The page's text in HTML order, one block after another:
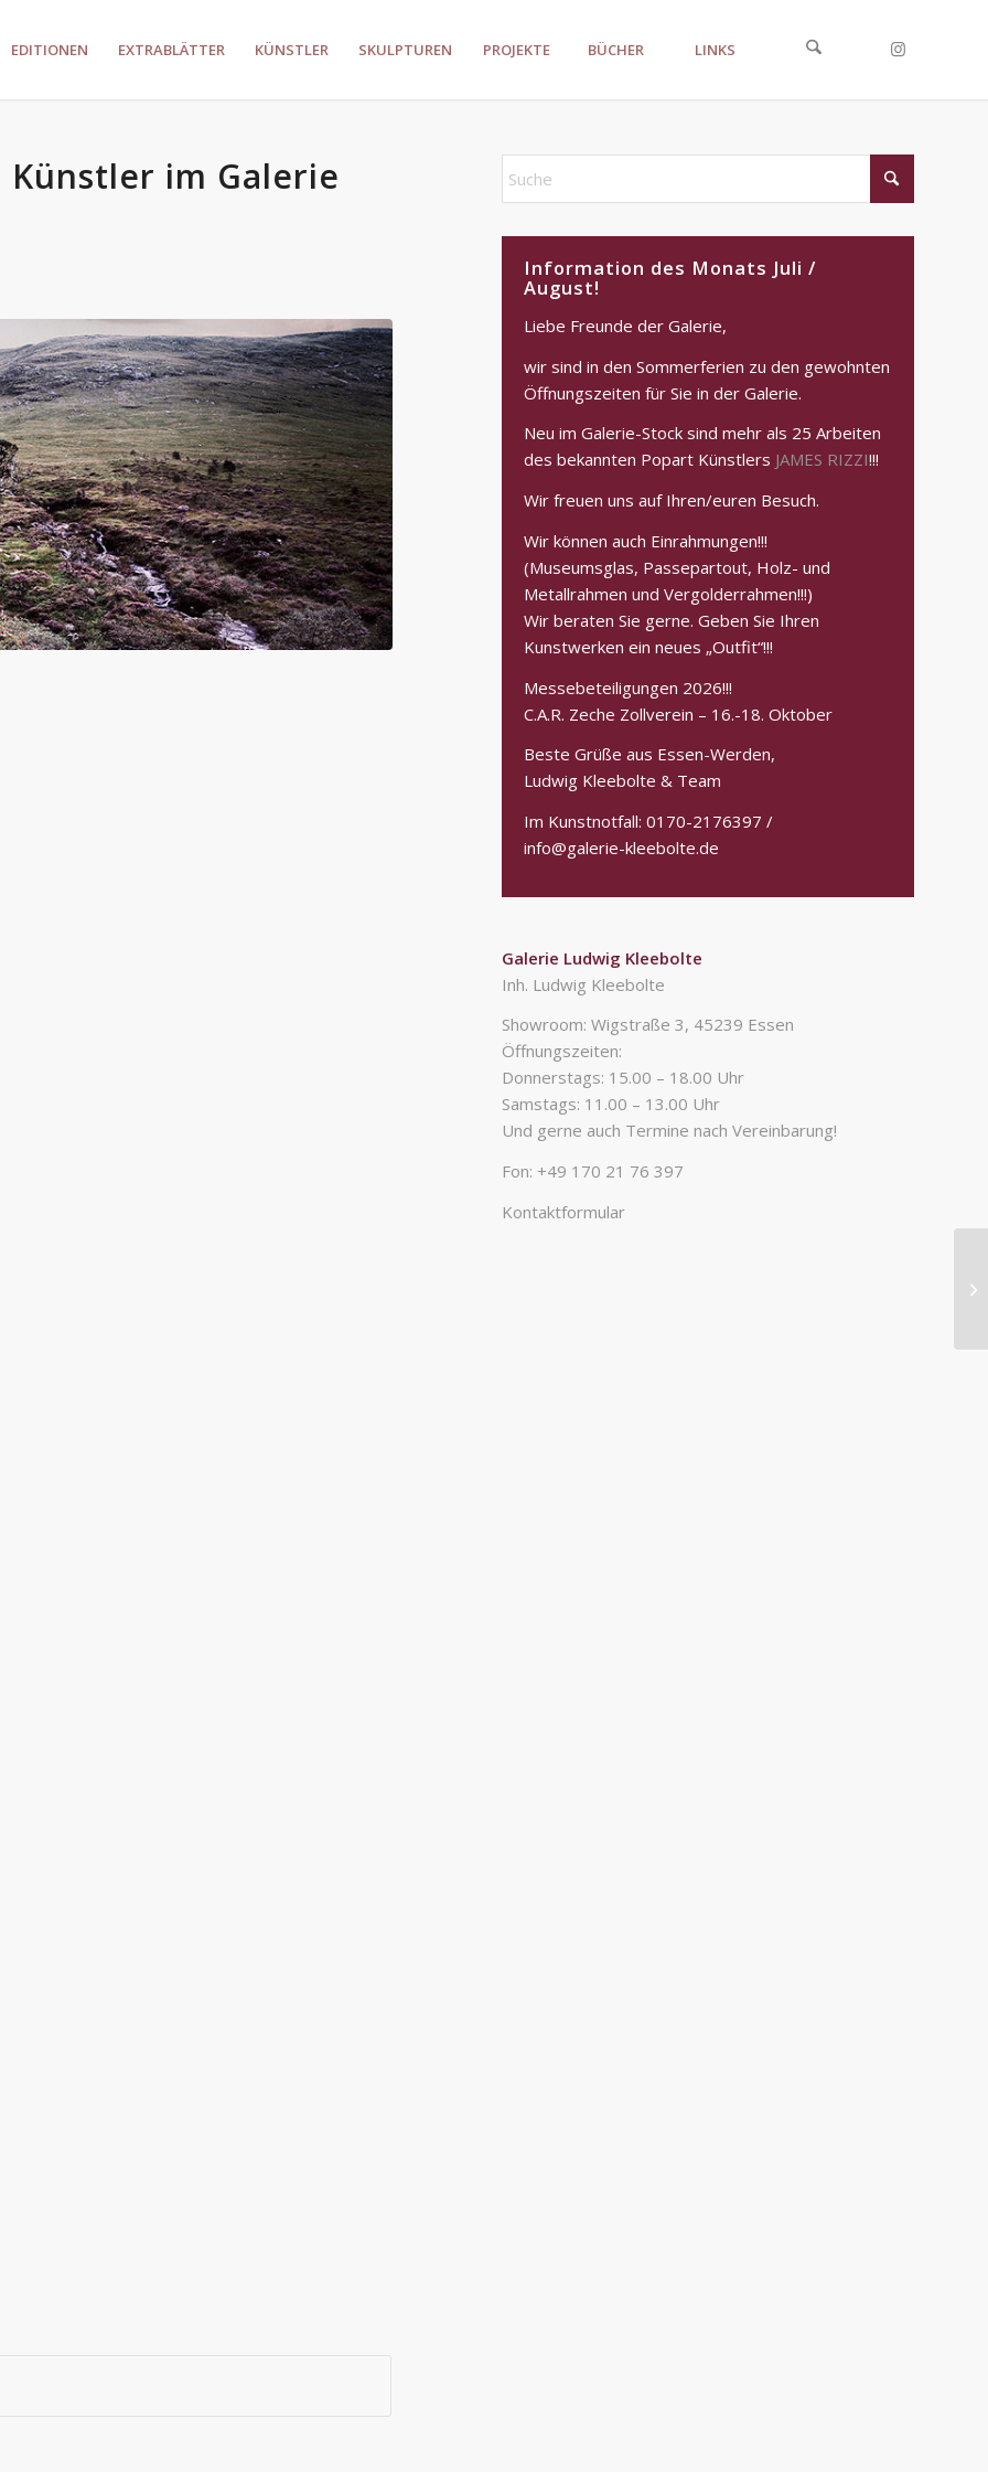
EDITIONEN EXTRABLÄTTER KÜNSTLER SKULPTUREN PROJEKTE BÜCHER LINKS
im Galerie
Information des Monats Juli /
August!
Liebe Freunde der Galerie,
wir sind in den Sommerferien zu den gewohnten
Öffnungszeiten für Sie in der Galerie.
Neu im Galerie-Stock sind mehr als 25 Arbeiten
des bekannten Popart Künstlers JAMES RIZZI!!!
Wir freuen uns auf Ihren/euren Besuch.
Wir können auch Einrahmungen!!!
(Museumsglas, Passepartout, Holz- und
Metallrahmen und Vergolderrahmen!!!)
Wir beraten Sie gerne. Geben Sie Ihren
Kunstwerken ein neues „Outfit“!!!
Messebeteiligungen 2026!!!
C.A.R. Zeche Zollverein – 16.-18. Oktober
Beste Grüße aus Essen-Werden,
Ludwig Kleebolte & Team
Im Kunstnotfall: 0170-2176397 /
info@galerie-kleebolte.de
Galerie Ludwig Kleebolte
Inh. Ludwig Kleebolte
Showroom: Wigstraße 3, 45239 Essen
Öffnungszeiten:
Donnerstags: 15.00 – 18.00 Uhr
Samstags: 11.00 – 13.00 Uhr
Und gerne auch Termine nach Vereinbarung!
Fon: +49 170 21 76 397
Kontaktformular